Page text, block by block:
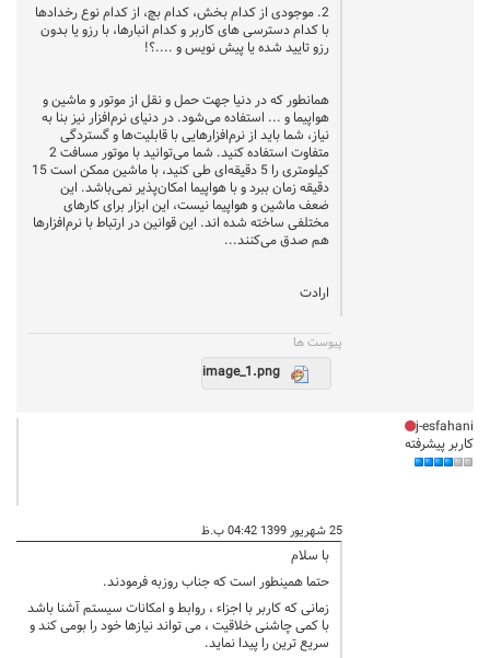
2. موجودی از کدام بخش، کدام بچ، از کدام نوع رخداد‌ها
با کدام دسترسی های کاربر و کدام انبار‌ها، با رزو یا بدون
رزو تایید شده یا پیش نویس و ....؟!
همانطور که در دنیا جهت حمل و نقل از موتور و ماشین و
هواپیما و ... استفاده می‌شود. در دنیای نرم‌افزار نیز بنا به
نیاز، شما باید از نرم‌افزارهایی با قابلیت‌ها و گستردگی
متفاوت استفاده کنید. شما می‌توانید با موتور مسافت 2
کیلومتری را 5 دقیقه‌ای طی ‌کنید، با ماشین ممکن است 15
دقیقه زمان ببرد و با هواپیما امکان‌پذیر نمی‌باشد. این
ضعف ماشین و هواپیما نیست، این ابزار برای کارهای
مختلفی ساخته شده اند. این قوانین در ارتباط با نرم‌افزارها
هم صدق می‌کنند...
ارادت
پيوست ها
image_1.png
j-esfahani
کاربر پیشرفته
25 شهریور 1399 04:42 ب.ظ
با سلام
حتما همینطور است که جناب روزبه فرمودند.
زمانی که کاربر با اجزاء ، روابط و امکانات سیستم آشنا باشد
با کمی چاشنی خلاقیت ، می تواند نیازها خود را بومی کند و
سریع ترین را پیدا نماید.